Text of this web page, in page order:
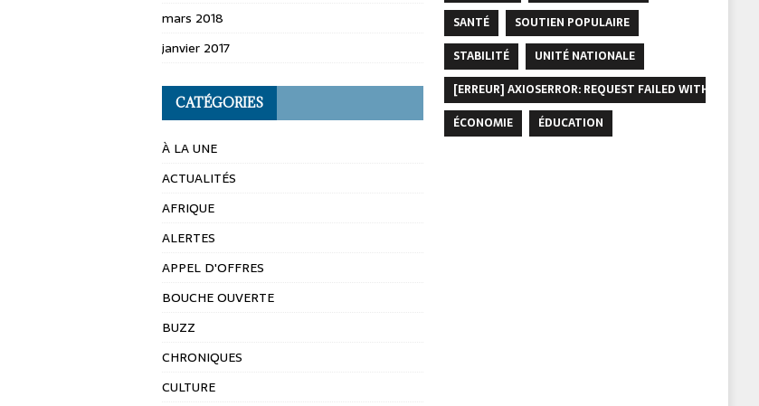
mars 2018
janvier 2017
CATÉGORIES
À LA UNE
ACTUALITÉS
AFRIQUE
ALERTES
APPEL D'OFFRES
BOUCHE OUVERTE
BUZZ
CHRONIQUES
CULTURE
SANTÉ
SOUTIEN POPULAIRE
STABILITÉ
UNITÉ NATIONALE
[ERREUR] AXIOSERROR: REQUEST FAILED WITH
ÉCONOMIE
ÉDUCATION